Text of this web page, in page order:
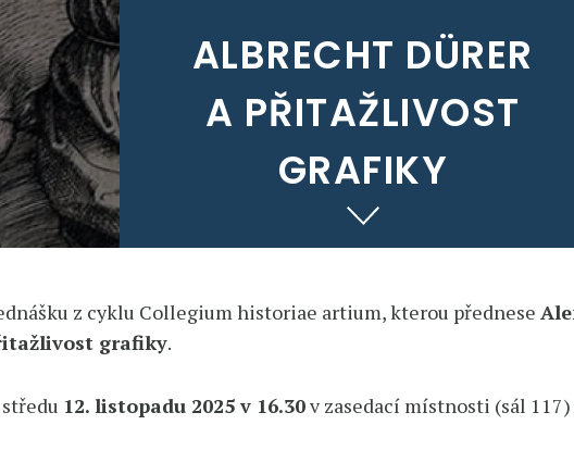
ALBRECHT DÜRER
A PŘITAŽLIVOST
GRAFIKY
z cyklu Collegium historiae artium, kterou přednese
grafiky.
12. listopadu 2025 v 16.30v zasedací místnosti (sál 117)